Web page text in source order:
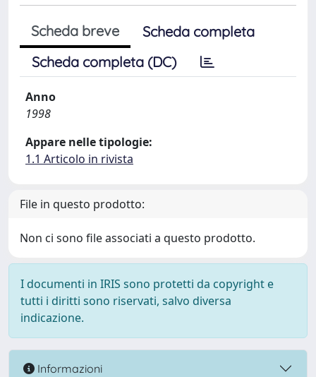
Scheda breve
Scheda completa
Scheda completa (DC)
Anno
1998
Appare nelle tipologie:
1.1 Articolo in rivista
File in questo prodotto:
Non ci sono file associati a questo prodotto.
I documenti in IRIS sono protetti da copyright e
tutti i diritti sono riservati, salvo diversa
indicazione.
Informazioni